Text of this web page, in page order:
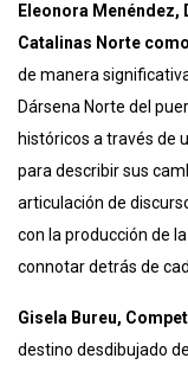
Eleonora
Catalinas Norte
de manera
Dársena Norte del
históricos a través de
para describir sus
articulación de
con la producción de
connotar detrás de
Gisela Bureu,
destino desdibujado